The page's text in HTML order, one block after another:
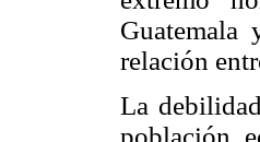
Guatemala
relación
La